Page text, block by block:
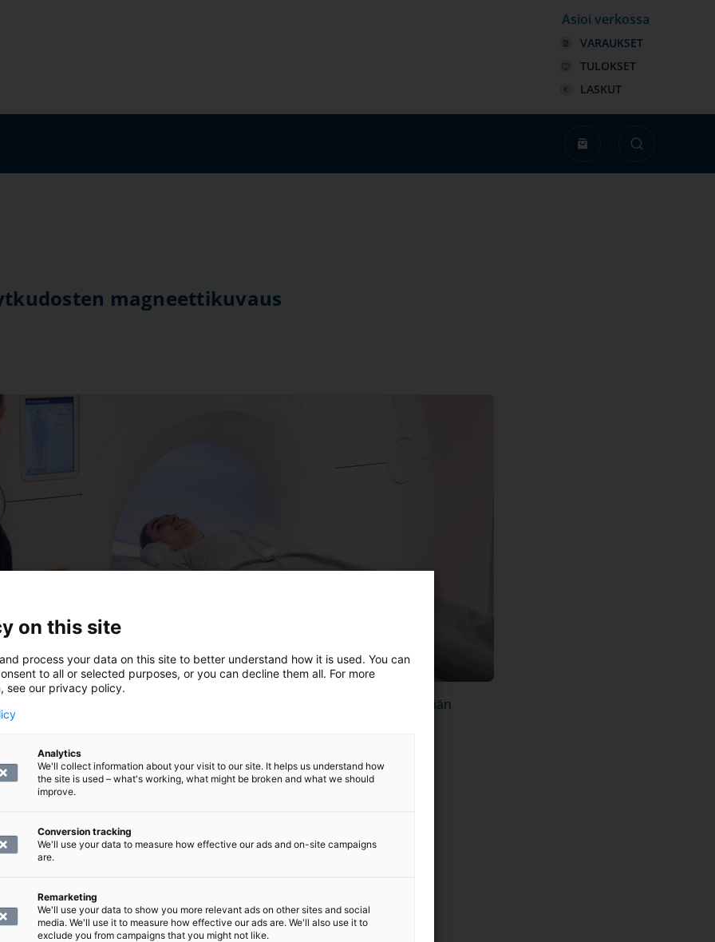
Asioi verkossa
VARAUKSET
TULOKSET
LASKUT
magneettikuvaus
magneettitutkimus on luotettava kuvantamismenetelmä, kun selvitetään
kipuja ja muita oireita.
näkyvät rakenteet
yläosiin.
on this site
process your data on this site to better understand how it is used. You can
to all or selected purposes, or you can decline them all. For more
see our privacy policy.
Analytics
We'll collect information about your visit to our site. It helps us understand how
the site is used – what's working, what might be broken and what we should
improve.
Conversion tracking
We'll use your data to measure how effective our ads and on-site campaigns
are.
Remarketing
We'll use your data to show you more relevant ads on other sites and social
media. We'll use it to measure how effective our ads are. We'll also use it to
exclude you from campaigns that you might not like.